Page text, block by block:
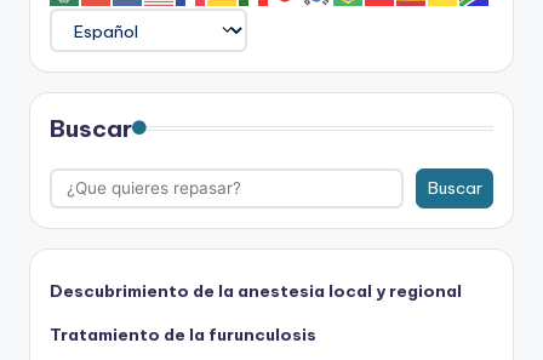
Buscar
Buscar
Descubrimiento de la anestesia local y regional
Tratamiento de la furunculosis